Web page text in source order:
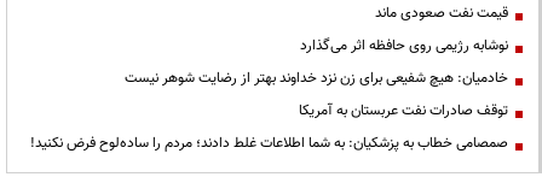
قیمت نفت صعودی ماند
نوشابه رژیمی روی حافظه اثر می‌گذارد
خادمیان: هیچ شفیعی برای زن نزد خداوند بهتر از رضایت شوهر نیست
توقف صادرات نفت عربستان به آمریکا
صمصامی خطاب به پزشکیان: به شما اطلاعات غلط دادند؛ مردم را ساده‌لوح فرض نکنید!